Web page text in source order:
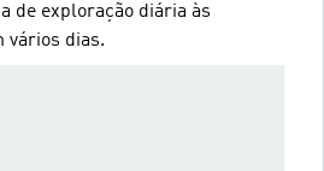
de exploração diária às
vários dias.